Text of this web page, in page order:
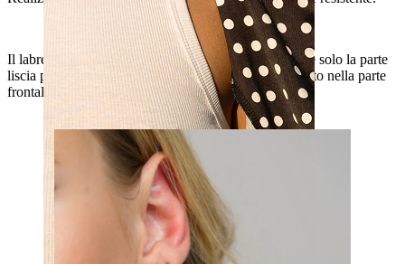
Il labret è dotato di filettatura interna, che significa che solo la parte
liscia passa attraverso il piercing, per poi essere avvitato nella parte
frontale e quindi fissato.